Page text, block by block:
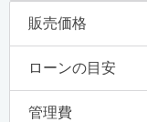
販売価格
ローンの目安
管理費